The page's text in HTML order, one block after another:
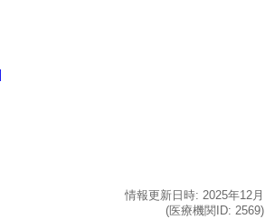
情報更新日時: 2025年12月
(医療機関ID: 2569)